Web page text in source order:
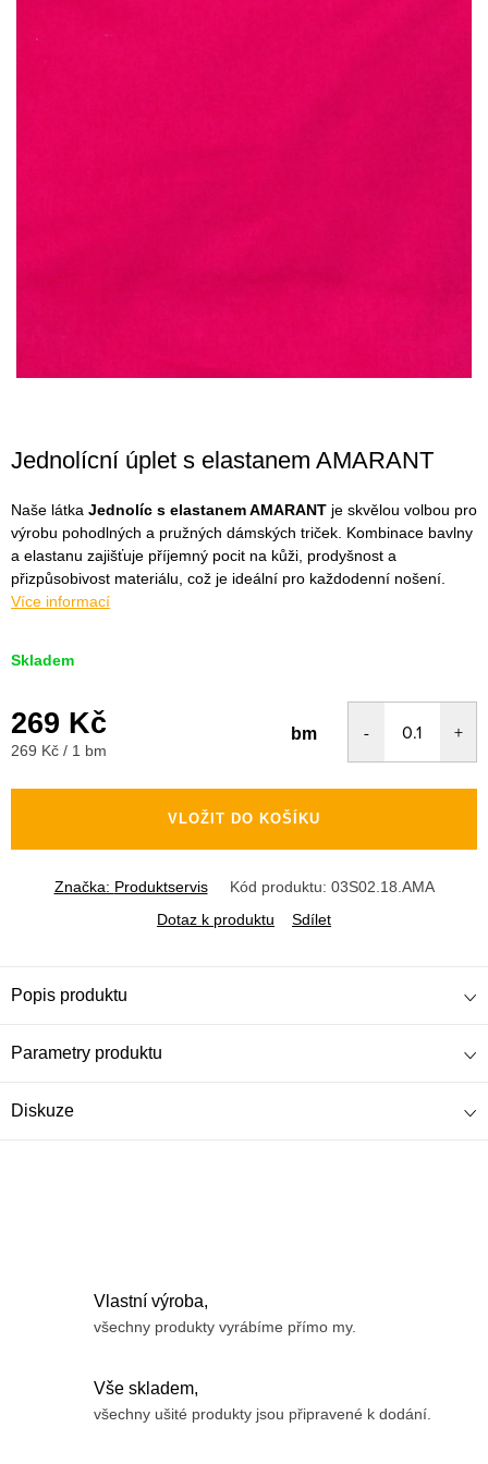
Jednolícní úplet s elastanem AMARANT
Naše látka Jednolíc s elastanem AMARANT je skvělou volbou pro
výrobu pohodlných a pružných dámských triček. Kombinace bavlny
a elastanu zajišťuje příjemný pocit na kůži, prodyšnost a
přizpůsobivost materiálu, což je ideální pro každodenní nošení.
Více informací
Skladem
269 Kč
Měrná
269 Kč / 1 bm
bm
VLOŽIT DO KOŠÍKU
Značka: Produktservis Kód produktu: 03S02.18.AMA
Dotaz k produktu
Sdílet
Popis produktu
Parametry produktu
Diskuze
Vlastní výroba,
všechny produkty vyrábíme přímo my.
Vše skladem,
všechny ušité produkty jsou připravené k dodání.